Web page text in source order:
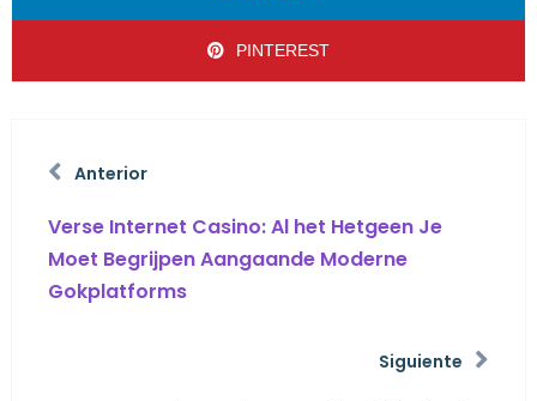
PINTEREST
Anterior
Verse Internet Casino: Al het Hetgeen Je
Moet Begrijpen Aangaande Moderne
Gokplatforms
Siguiente